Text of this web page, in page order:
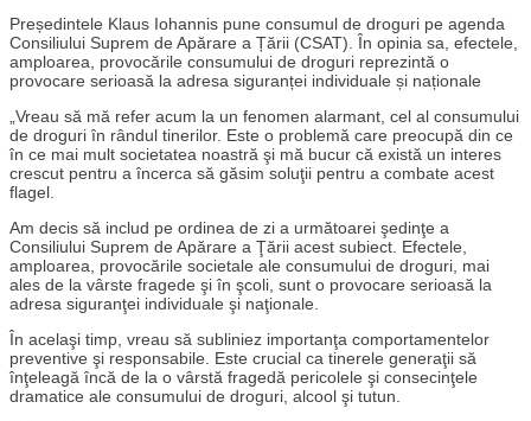
Președintele Klaus Iohannis pune consumul de droguri pe agenda
Consiliului Suprem de Apărare a Țării (CSAT). În opinia sa, efectele,
amploarea, provocările consumului de droguri reprezintă o
provocare serioasă la adresa siguranței individuale și naționale
„Vreau să mă refer acum la un fenomen alarmant, cel al consumului
de droguri în rândul tinerilor. Este o problemă care preocupă din ce
în ce mai mult societatea noastră şi mă bucur că există un interes
crescut pentru a încerca să găsim soluţii pentru a combate acest
flagel.
Am decis să includ pe ordinea de zi a următoarei şedinţe a
Consiliului Suprem de Apărare a Ţării acest subiect. Efectele,
amploarea, provocările societale ale consumului de droguri, mai
ales de la vârste fragede şi în şcoli, sunt o provocare serioasă la
adresa siguranţei individuale şi naţionale.
În acelaşi timp, vreau să subliniez importanţa comportamentelor
preventive şi responsabile. Este crucial ca tinerele generaţii să
înţeleagă încă de la o vârstă fragedă pericolele şi consecinţele
dramatice ale consumului de droguri, alcool şi tutun.